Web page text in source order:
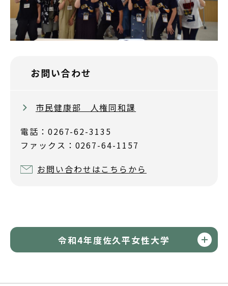
お問い合わせ
市民健康部 人権同和課
電話：0267-62-3135
ファックス：0267-64-1157
お問い合わせはこちらから
令和4年度佐久平女性大学